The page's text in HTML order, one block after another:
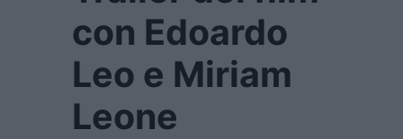
con Edoardo
Leo e Miriam
Leone